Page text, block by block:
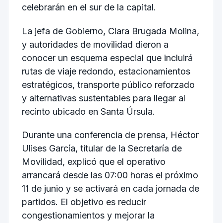
celebrarán en el sur de la capital.
La jefa de Gobierno, Clara Brugada Molina,
y autoridades de movilidad dieron a
conocer un esquema especial que incluirá
rutas de viaje redondo, estacionamientos
estratégicos, transporte público reforzado
y alternativas sustentables para llegar al
recinto ubicado en Santa Úrsula.
Durante una conferencia de prensa, Héctor
Ulises García, titular de la Secretaría de
Movilidad, explicó que el operativo
arrancará desde las 07:00 horas el próximo
11 de junio y se activará en cada jornada de
partidos. El objetivo es reducir
congestionamientos y mejorar la